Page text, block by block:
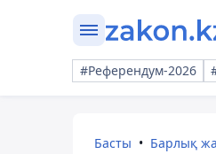
#Референдум-2026
Басты Барлық